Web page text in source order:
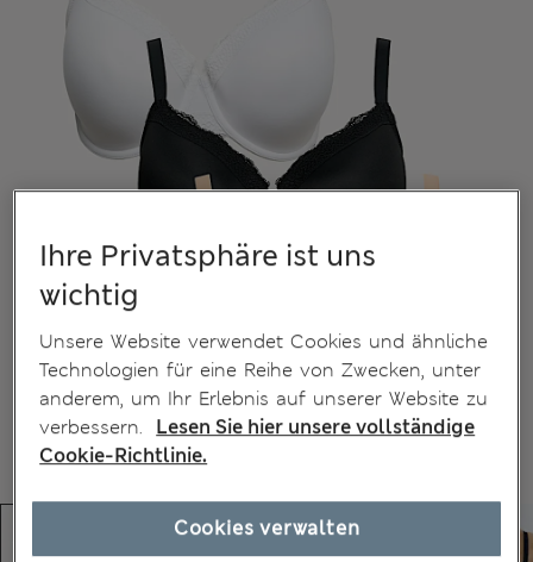
Ihre Privatsphäre ist uns
wichtig
Unsere Website verwendet Cookies und ähnliche
Technologien für eine Reihe von Zwecken, unter
anderem, um Ihr Erlebnis auf unserer Website zu
verbessern.
Lesen Sie hier unsere vollständige
Cookie-Richtlinie.
Cookies verwalten